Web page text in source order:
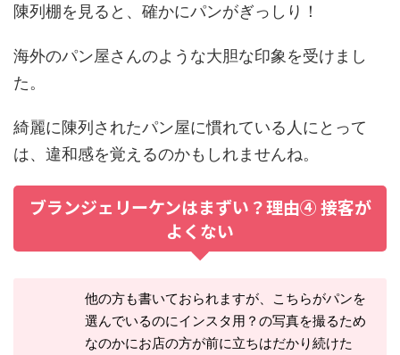
陳列棚を見ると、確かにパンがぎっしり！
海外のパン屋さんのような大胆な印象を受けまし
た。
綺麗に陳列されたパン屋に慣れている人にとって
は、違和感を覚えるのかもしれませんね。
ブランジェリーケンはまずい？理由④ 接客が
よくない
他の方も書いておられますが、こちらがパンを
選んでいるのにインスタ用？の写真を撮るため
なのかにお店の方が前に立ちはだかり続けた